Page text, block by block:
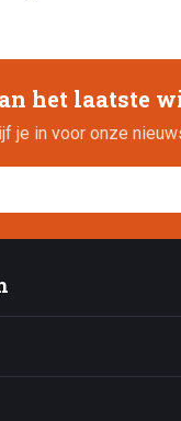
het laatste
je in voor onze